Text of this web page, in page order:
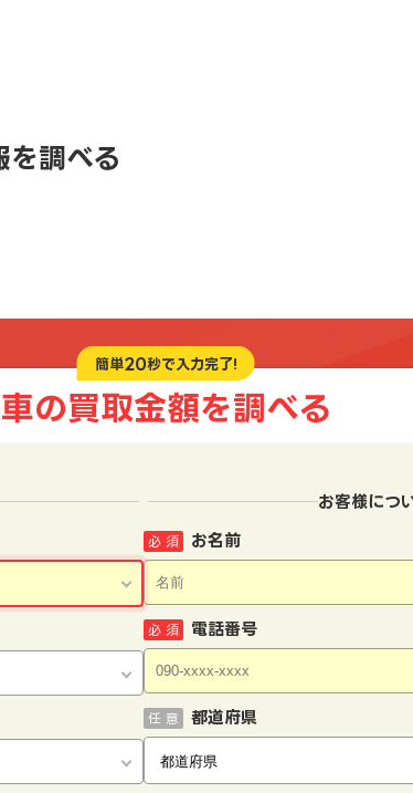
を調べる
簡単20秒で入力完了!
車の買取金額を調べる
お客様につ
お名前
必 須
電話番号
必 須
都道府県
任 意